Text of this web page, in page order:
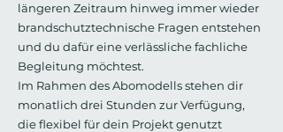
längeren Zeitraum hinweg immer wieder
brandschutztechnische Fragen entstehen
und du dafür eine verlässliche fachliche
Begleitung möchtest.
Im Rahmen des Abomodells stehen dir
monatlich drei Stunden zur Verfügung,
die flexibel für dein Projekt genutzt